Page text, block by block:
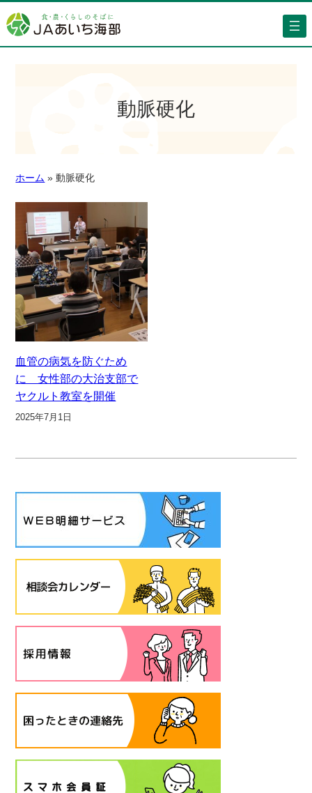
動脈硬化
ホーム » 動脈硬化
血管の病気を防ぐため
に 女性部の大治支部で
ヤクルト教室を開催
2025年7月1日